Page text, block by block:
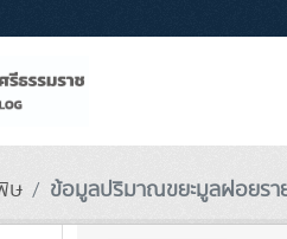
ษ ข้อมูลปริมาณขยะมูลฝอยรา